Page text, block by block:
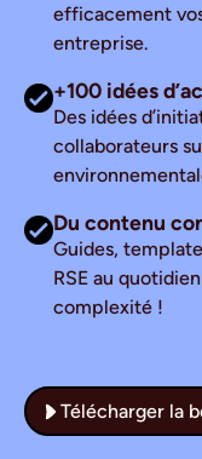
efficacement
entreprise.
+100 idées
Des idées
collaborateurs
Du contenu
Guides,
RSE au
complexité !
Télécharger la